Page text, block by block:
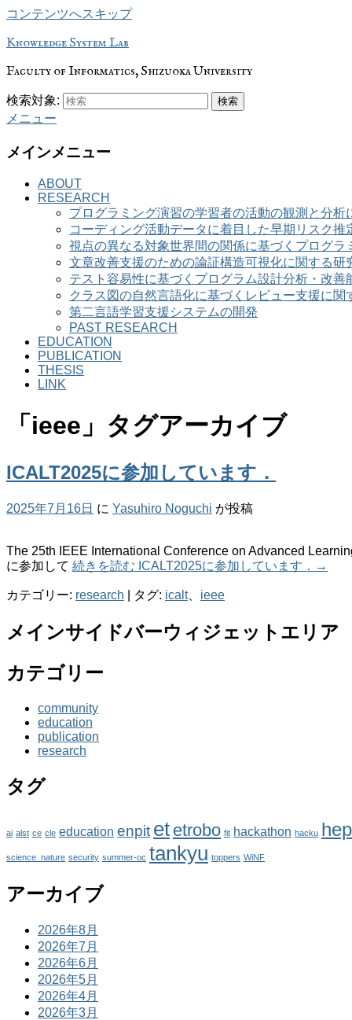
コンテンツへスキップ
Knowledge System Lab
Faculty of Informatics, Shizuoka University
検索対象: 検索
メニュー
メインメニュー
ABOUT
RESEARCH
プログラミング演習の学習者の活動の観測と分析
コーディング活動データに着目した早期リスク推
視点の異なる対象世界間の関係に基づくプログ
文章改善支援のための論証構造可視化に関する研
テスト容易性に基づくプログラム設計分析・改善
クラス図の自然言語化に基づくレビュー支援に関
第二言語学習支援システムの開発
PAST RESEARCH
EDUCATION
PUBLICATION
THESIS
LINK
「 ieee 」タグアーカイブ
ICALT2025に参加しています．
2025年7月16日 に Yasuhiro Noguchi が投稿
The 25th IEEE International Conference on Advanced
に参加して 続きを読む ICALT2025に参加しています． →
カテゴリー: research タグ: icalt、 ieee
メインサイドバーウィジェットエリア
カテゴリー
community
education
publication
research
タグ
ai alst ce cle education enpit et etrobo fit hackathon hacku
science_nature security summer-oc tankyu toppers WiNF
アーカイブ
2026年8月
2026年7月
2026年6月
2026年5月
2026年4月
2026年3月